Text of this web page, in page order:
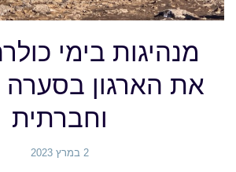
מנהיגות בימי
את הארגון בסערה
וחברתית
2 במרץ 2023